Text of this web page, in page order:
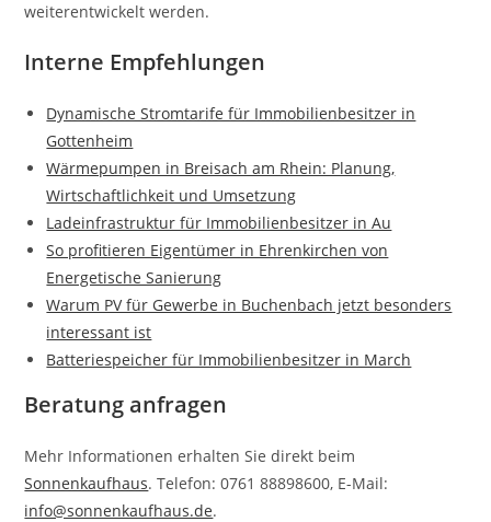
weiterentwickelt werden.
Interne Empfehlungen
Dynamische Stromtarife für Immobilienbesitzer in
Gottenheim
Wärmepumpen in Breisach am Rhein: Planung,
Wirtschaftlichkeit und Umsetzung
Ladeinfrastruktur für Immobilienbesitzer in Au
So profitieren Eigentümer in Ehrenkirchen von
Energetische Sanierung
Warum PV für Gewerbe in Buchenbach jetzt besonders
interessant ist
Batteriespeicher für Immobilienbesitzer in March
Beratung anfragen
Mehr Informationen erhalten Sie direkt beim
Sonnenkaufhaus. Telefon: 0761 88898600, E-Mail:
info@sonnenkaufhaus.de.